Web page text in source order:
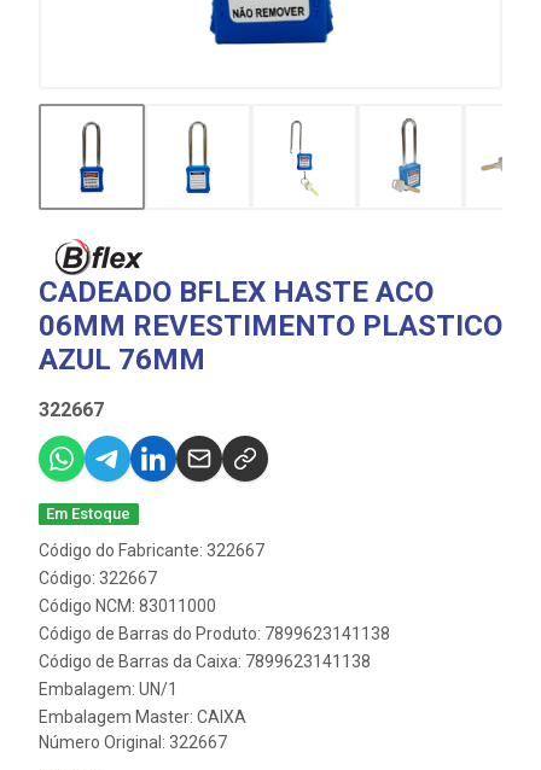
CADEADO BFLEX HASTE ACO
06MM REVESTIMENTO PLASTICO
AZUL 76MM
322667
Em Estoque
Código do Fabricante: 322667
Código: 322667
Código NCM: 83011000
Código de Barras do Produto: 7899623141138
Código de Barras da Caixa: 7899623141138
Embalagem: UN/1
Embalagem Master: CAIXA
Número Original: 322667